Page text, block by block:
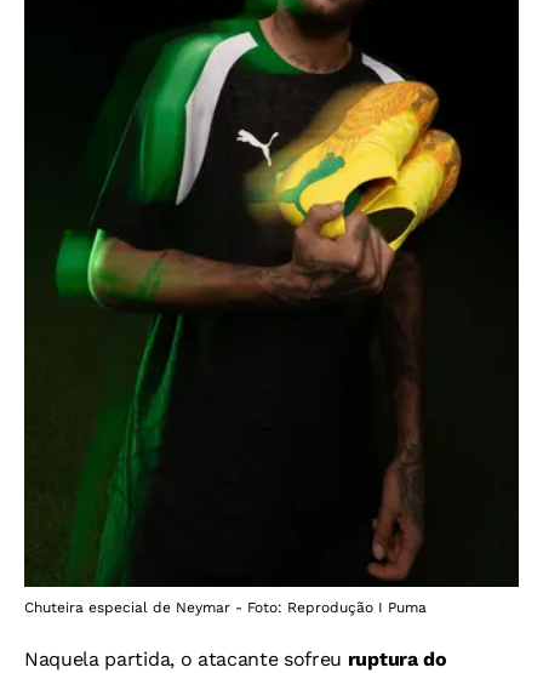
Chuteira especial de Neymar - Foto: Reprodução I Puma
Naquela partida, o atacante sofreu ruptura do